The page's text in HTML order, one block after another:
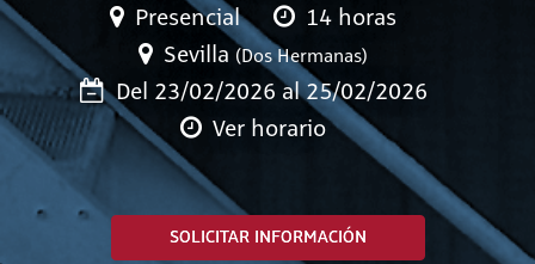
Presencial
14 horas
Sevilla (Dos Hermanas)
Del 23/02/2026 al 25/02/2026
Ver horario
SOLICITAR INFORMACIÓN